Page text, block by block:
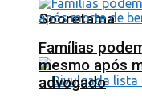
Sooretama
Famílias
mesmo após
advogado